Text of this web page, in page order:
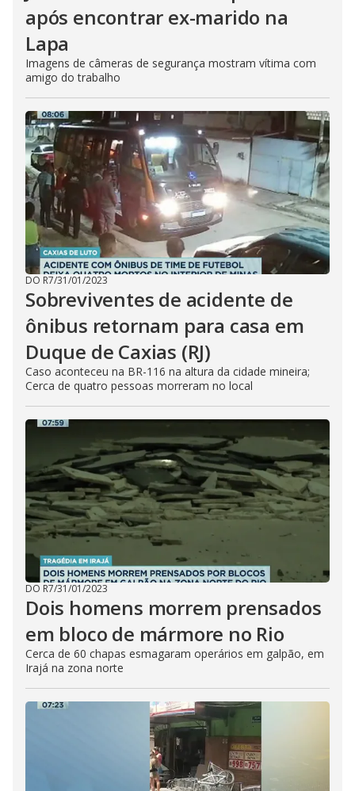
após encontrar ex-marido na
Lapa
Imagens de câmeras de segurança mostram vítima com
amigo do trabalho
DO R7/31/01/2023
Sobreviventes de acidente de
ônibus retornam para casa em
Duque de Caxias (RJ)
Caso aconteceu na BR-116 na altura da cidade mineira;
Cerca de quatro pessoas morreram no local
DO R7/31/01/2023
Dois homens morrem prensados
em bloco de mármore no Rio
Cerca de 60 chapas esmagaram operários em galpão, em
Irajá na zona norte